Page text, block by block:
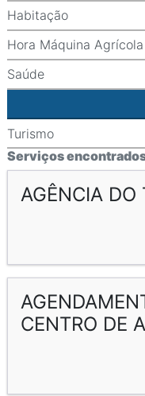
Habitação
Hora Máquina Agrícola
Saúde
Turismo
Serviços
AGÊNCIA DO
CENTRO DE